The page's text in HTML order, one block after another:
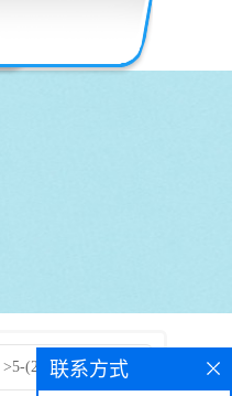
>5-(2-溴苯)-1H-四唑
联系方式